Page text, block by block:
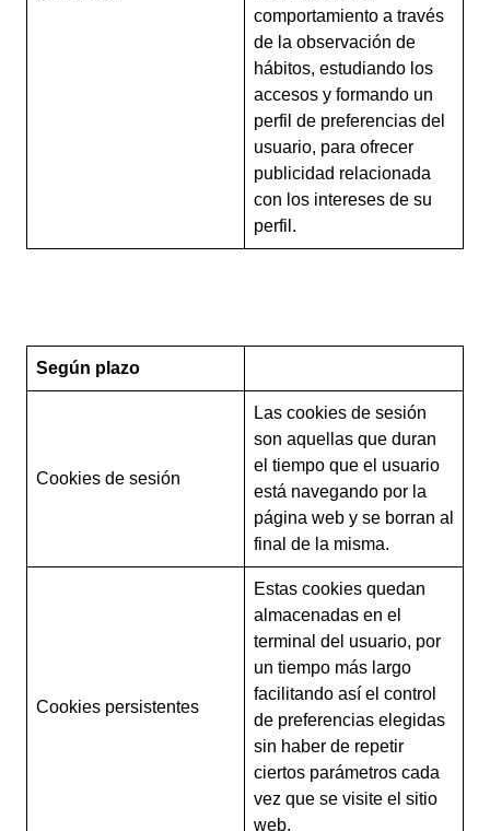
comportamiento a través
de la observación de
hábitos, estudiando los
accesos y formando un
perfil de preferencias del
usuario, para ofrecer
publicidad relacionada
con los intereses de su
perfil.
Según plazo
Cookies de sesión
Las cookies de sesión
son aquellas que duran
el tiempo que el usuario
está navegando por la
página web y se borran al
final de la misma.
Cookies persistentes
Estas cookies quedan
almacenadas en el
terminal del usuario, por
un tiempo más largo
facilitando así el control
de preferencias elegidas
sin haber de repetir
ciertos parámetros cada
vez que se visite el sitio
web.